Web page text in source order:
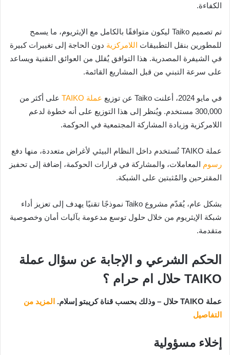
الكفاءة.
تم تصميم Taiko ليكون متوافقًا بالكامل مع الإيثريوم، ما يسمح
للمطورين بنقل التطبيقات اللامركزية دون الحاجة إلى تغييرات كبيرة
في الشيفرة المصدرية. هذا التوافق يُقلل من العوائق التقنية ويساعد
على سرعة التبني من قبل المشاريع القائمة.
في مايو 2024، أعلنت Taiko عن توزيع عملة TAIKO
على أكثر من
300,000 مستخدم. ويُنظر إلى هذا التوزيع على أنه خطوة لدعم
اللامركزية وزيادة المشاركة المجتمعية في الحوكمة.
عملة TAIKO تُستخدم داخل النظام البيئي لأغراض متعددة، منها دفع
رسوم المعاملات، والمشاركة في قرارات الحوكمة، إضافة إلى تحفيز
المقترحين والمُثبتين على الشبكة.
بشكل عام، يُقدّم مشروع Taiko نموذجًا تقنيًا يهدف إلى تعزيز أداء
شبكة الإيثريوم من خلال حلول توسع مدعومة بآليات أمان وخصوصية
متقدمة.
الحكم الشرعي و الإجابة عن سؤال عملة
TAIKO حلال ام حرام ؟
عملة TAIKO حلال – وذلك بحسب قناة كريبتو إسلام.
المزيد من
التفاصيل
إخلاء مسؤولية